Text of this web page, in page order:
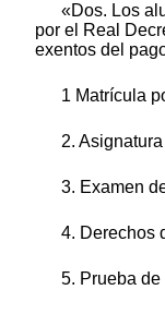
«Dos. Los
por el Real
exentos del
1 Matrícula
2.
3. Examen
4. Derechos
5. Prueba de